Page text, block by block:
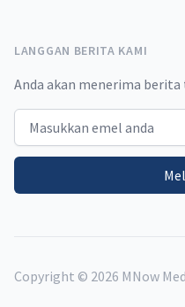
LANGGAN BERITA KAMI
Anda akan menerima
Email address
Copyright © 2026 MNow